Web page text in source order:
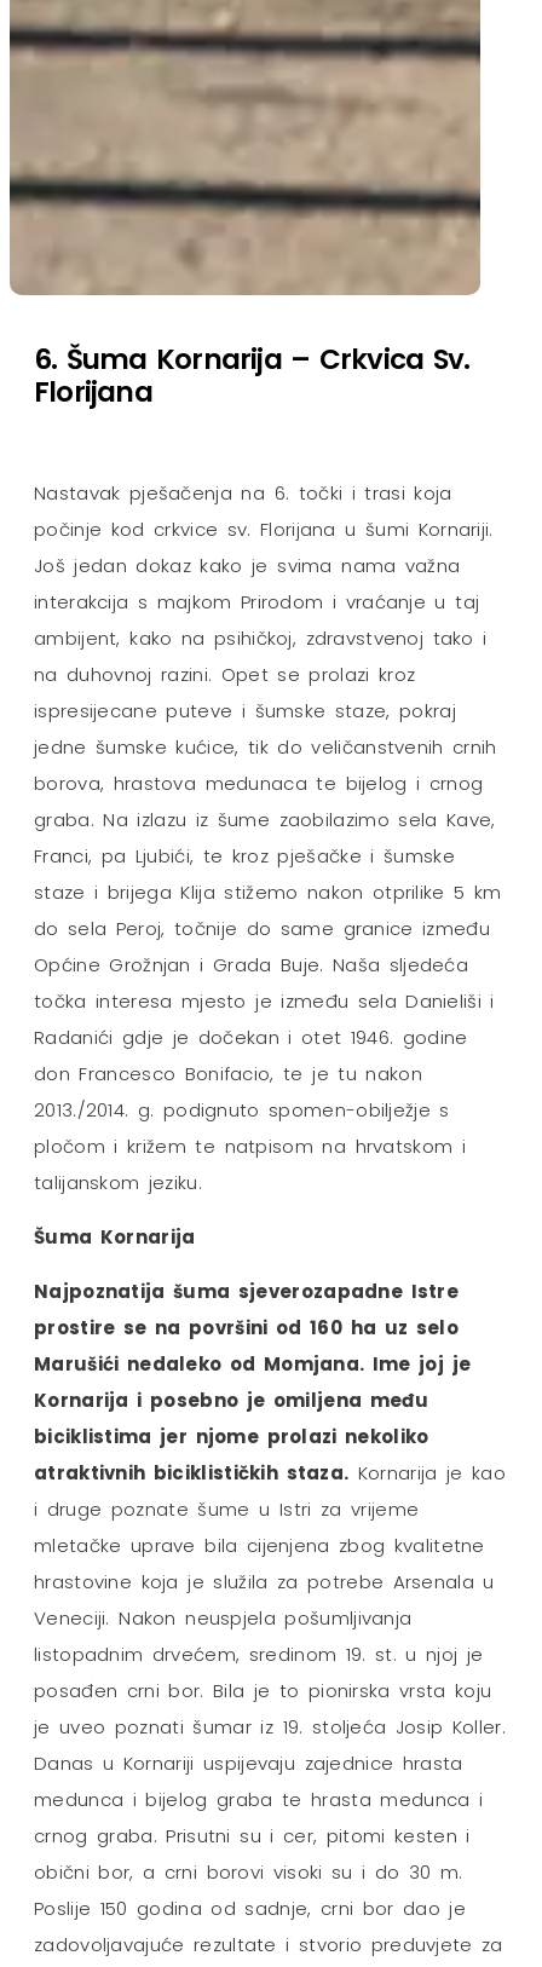
6. Šuma Kornarija – Crkvica Sv.
Florijana
Nastavak pješačenja na 6. točki i trasi koja
počinje kod crkvice sv. Florijana u šumi Kornariji.
Još jedan dokaz kako je svima nama važna
interakcija s majkom Prirodom i vraćanje u taj
ambijent, kako na psihičkoj, zdravstvenoj tako i
na duhovnoj razini. Opet se prolazi kroz
ispresijecane puteve i šumske staze, pokraj
jedne šumske kućice, tik do veličanstvenih crnih
borova, hrastova medunaca te bijelog i crnog
graba. Na izlazu iz šume zaobilazimo sela Kave,
Franci, pa Ljubići, te kroz pješačke i šumske
staze i brijega Klija stižemo nakon otprilike 5 km
do sela Peroj, točnije do same granice između
Općine Grožnjan i Grada Buje. Naša sljedeća
točka interesa mjesto je između sela Danieliši i
Radanići gdje je dočekan i otet 1946. godine
don Francesco Bonifacio, te je tu nakon
2013./2014. g. podignuto spomen-obilježje s
pločom i križem te natpisom na hrvatskom i
talijanskom jeziku.
Šuma Kornarija
Najpoznatija šuma sjeverozapadne Istre
prostire se na površini od 160 ha uz selo
Marušići nedaleko od Momjana. Ime joj je
Kornarija i posebno je omiljena među
biciklistima jer njome prolazi nekoliko
atraktivnih biciklističkih staza. Kornarija je kao
i druge poznate šume u Istri za vrijeme
mletačke uprave bila cijenjena zbog kvalitetne
hrastovine koja je služila za potrebe Arsenala u
Veneciji. Nakon neuspjela pošumljivanja
listopadnim drvećem, sredinom 19. st. u njoj je
posađen crni bor. Bila je to pionirska vrsta koju
je uveo poznati šumar iz 19. stoljeća Josip Koller.
Danas u Kornariji uspijevaju zajednice hrasta
medunca i bijelog graba te hrasta medunca i
crnog graba. Prisutni su i cer, pitomi kesten i
obični bor, a crni borovi visoki su i do 30 m.
Poslije 150 godina od sadnje, crni bor dao je
zadovoljavajuće rezultate i stvorio preduvjete za